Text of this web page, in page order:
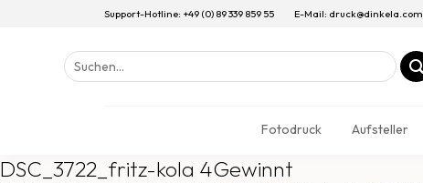
Support-Hotline: +49 (0) 89 339 859 55 E-Mail: druck@dinkela.com
Suchen
nach:
Fotodruck Aufsteller
DSC_3722_fritz-kola 4Gewinnt